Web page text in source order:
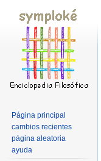
Página principal
cambios recientes
página aleatoria
ayuda